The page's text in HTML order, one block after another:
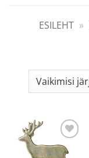
ESILEHT »
Lisa
soovilisti